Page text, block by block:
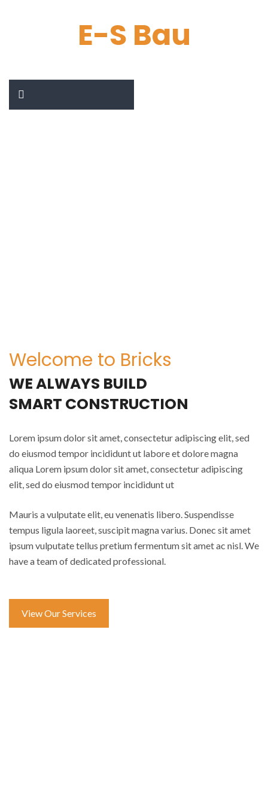
E-S Bau
Welcome to Bricks
WE ALWAYS BUILD
SMART CONSTRUCTION
Lorem ipsum dolor sit amet, consectetur adipiscing elit, sed
do eiusmod tempor incididunt ut labore et dolore magna
aliqua Lorem ipsum dolor sit amet, consectetur adipiscing
elit, sed do eiusmod tempor incididunt ut
Mauris a vulputate elit, eu venenatis libero. Suspendisse
tempus ligula laoreet, suscipit magna varius. Donec sit amet
ipsum vulputate tellus pretium fermentum sit amet ac nisl. We
have a team of dedicated professional.
View Our Services